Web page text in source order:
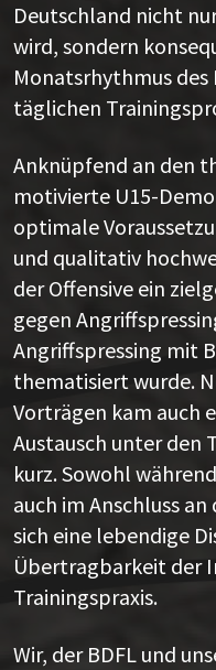
Deutschland nicht
wird, sondern
Monatsrhythmus
täglichen
Anknüpfend an den
motivierte U15-
optimale
und qualitativ
der Offensive ein
gegen
Angriffspressing mit
thematisiert wurde.
Vorträgen kam auch
Austausch unter den
kurz. Sowohl
auch im Anschluss
sich eine lebendige
Übertragbarkeit der
Trainingspraxis.
Wir, der BDFL und